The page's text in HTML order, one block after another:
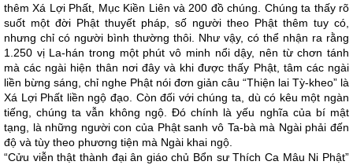
thêm Xá Lợi Phất, Mục Kiền Liên và 200 đồ chúng. Chúng ta thấy rõ
suốt một đời Phật thuyết pháp, số người theo Phật thêm tuy có,
nhưng chỉ có người bình thường thôi. Như vậy, có thể nhận ra rằng
1.250 vị La-hán trong một phút vô minh nổi dậy, nên từ chơn tánh
mà các ngài hiện thân nơi đây và khi được thấy Phật, tâm các ngài
liền bừng sáng, chỉ nghe Phật nói đơn giản câu “Thiện lai Tỳ-kheo” là
Xá Lợi Phất liền ngộ đạo. Còn đối với chúng ta, dù có kêu một ngàn
tiếng, chúng ta vẫn không ngộ. Đó chính là yếu nghĩa của bí mật
tạng, là những người con của Phật sanh vô Ta-bà mà Ngài phải đến
độ và tùy theo phương tiện mà Ngài khai ngộ.
“Cửu viễn thật thành đại ân giáo chủ Bổn sư Thích Ca Mâu Ni Phật”